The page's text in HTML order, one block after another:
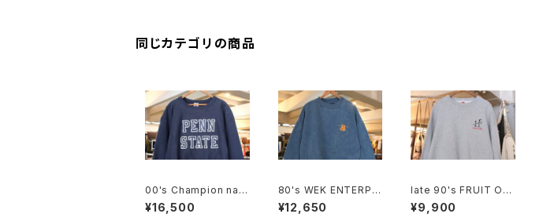
同じカテゴリの商品
00's Champion nav
y reverse weave S
weat "PENN STATE"
¥16,500
80's WEK ENTERPRI
SES ash-blue cotto
n-twill Sweat
¥12,650
late 90's FRUIT OF
THE LOOM heavy-
weight Sweat "HUN
¥9,900